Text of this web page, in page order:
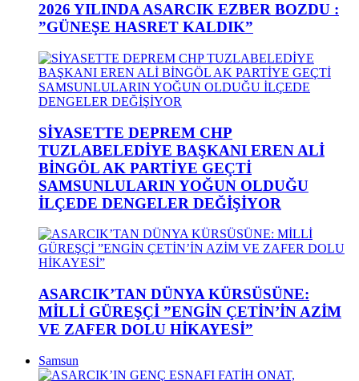
2026 YILINDA ASARCIK EZBER BOZDU :
”GÜNEŞE HASRET KALDIK”
SİYASETTE DEPREM CHP
TUZLABELEDİYE BAŞKANI EREN ALİ
BİNGÖL AK PARTİYE GEÇTİ
SAMSUNLULARIN YOĞUN OLDUĞU
İLÇEDE DENGELER DEĞİŞİYOR
ASARCIK’TAN DÜNYA KÜRSÜSÜNE:
MİLLİ GÜREŞÇİ ”ENGİN ÇETİN’İN AZİM
VE ZAFER DOLU HİKAYESİ”
Samsun